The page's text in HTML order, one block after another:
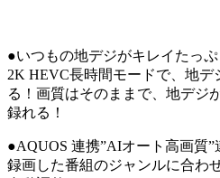
●いつもの地デジがキレイたっ
2K HEVC長時間モードで、地
る！画質はそのままで、地デジ
録れる！
●AQUOS 連携”AIオート高画質”
録画した番組のジャンルに合わ